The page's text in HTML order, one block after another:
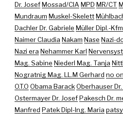
Dr. JosefMossad/CIA MPD MR/CT
Mundraum Muskel-Skelett
Dachler Dr. Gabriele Müller Dipl.-
Naimer Claudia Nakam Nase Nazi-
Nazi era Nehammer Karl
Mag. Sabine Niederl Mag. Tanja
Nogratnig Mag. LL.M Gerhard no
O.T.O Obama BarackOberhauser
Ostermayer Dr. JosefPakesch Dr.
Manfred Patek Dipl-Ing. Maria patsy